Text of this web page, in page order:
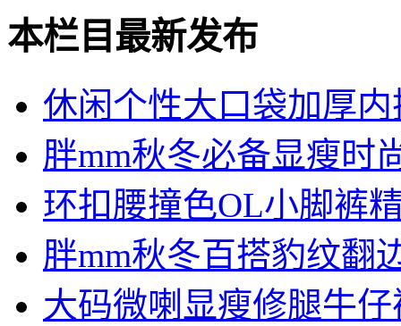
本栏目最新发布
休闲个性大口袋加厚
胖mm秋冬必备显瘦时
环扣腰撞色OL小脚裤
胖mm秋冬百搭豹纹翻
大码微喇显瘦修腿牛